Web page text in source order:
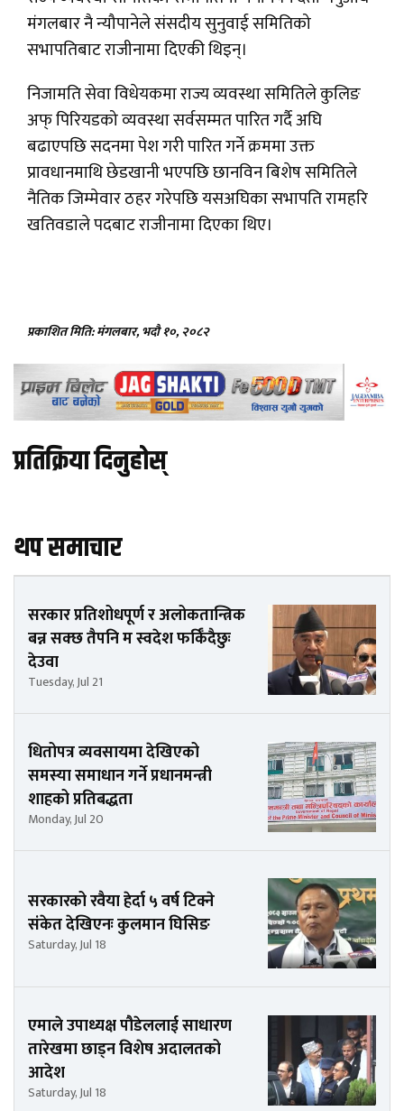
मंगलबार नै न्यौपानेले संसदीय सुनुवाई समितिको
सभापतिबाट राजीनामा दिएकी थिइन्।
निजामति सेवा विधेयकमा राज्य व्यवस्था समितिले कुलिङ
अफ् पिरियडको व्यवस्था सर्वसम्मत पारित गर्दै अघि
बढाएपछि सदनमा पेश गरी पारित गर्ने क्रममा उक्त
प्रावधानमाथि छेडखानी भएपछि छानविन बिशेष समितिले
नैतिक जिम्मेवार ठहर गरेपछि यसअघिका सभापति रामहरि
खतिवडाले पदबाट राजीनामा दिएका थिए।
प्रकाशित मिति: मंगलबार, भदौ १०, २०८२
प्रतिक्रिया दिनुहोस्
थप समाचार
सरकार प्रतिशोधपूर्ण र अलोकतान्त्रिक
बन्न सक्छ तैपनि म स्वदेश फर्किँदैछुः
देउवा
Tuesday, Jul 21
धितोपत्र व्यवसायमा देखिएको
समस्या समाधान गर्ने प्रधानमन्त्री
शाहको प्रतिबद्धता
Monday, Jul 20
सरकारको रवैया हेर्दा ५ वर्ष टिक्ने
संकेत देखिएनः कुलमान घिसिङ
Saturday, Jul 18
एमाले उपाध्यक्ष पौडेललाई साधारण
तारेखमा छाड्न विशेष अदालतको
आदेश
Saturday, Jul 18